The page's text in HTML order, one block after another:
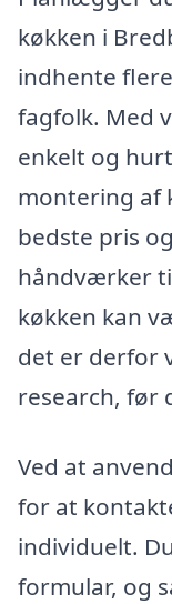
køkken i
indhente
fagfolk. Med
enkelt og
montering af
bedste pris
håndværker
køkken kan
det er derfor
research, før
Ved at
for at
individuelt.
formular, og